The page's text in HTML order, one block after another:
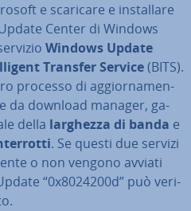
e scaricare e in­stal­la­re
Center di Windows
Windows Update
Transfer Service(BITS).
processo di ag­gior­na­men­
da download manager, ga­
della larghezza di banda e
. Se questi due servizi
o non vengono avviati
“0x8024200d” può ve­ri­